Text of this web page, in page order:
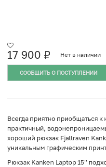
17 900 ₽ Нет в наличии
СООБЩИТЬ О ПОСТУПЛЕНИИ
Всегда приятно приобщаться к
практичный,
хороший рюкзак Fjallraven
уникальным графическим
Рюкзак Kanken Laptop 15''